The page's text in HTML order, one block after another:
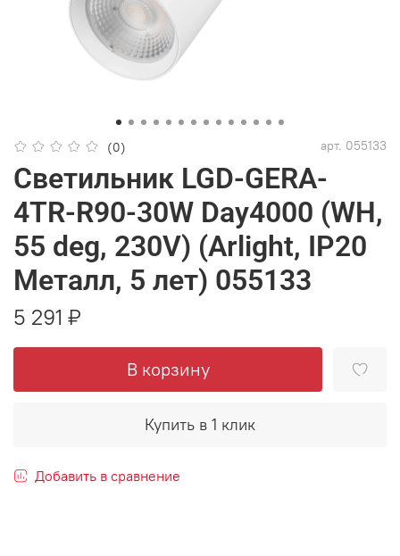
(0) арт. 055133
Светильник LGD-GERA-
4TR-R90-30W Day4000 (WH,
55 deg, 230V) (Arlight, IP20
Металл, 5 лет) 055133
5 291 ₽
В корзину
Купить в 1 клик
Добавить в сравнение